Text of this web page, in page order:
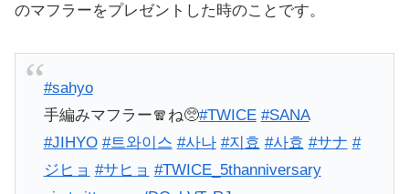
のマフラーをプレゼントした時のことです。
#sahyo
手編みマフラー🧣ね🥺#TWICE #SANA
#JIHYO #트와이스 #사나 #지효 #사효 #サナ #
ジヒョ #サヒョ #TWICE_5thanniversary